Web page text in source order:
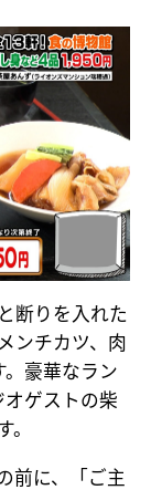
断りを入れた
ンチカツ、肉
豪華なラン
ゲストの柴
前に、「ご主